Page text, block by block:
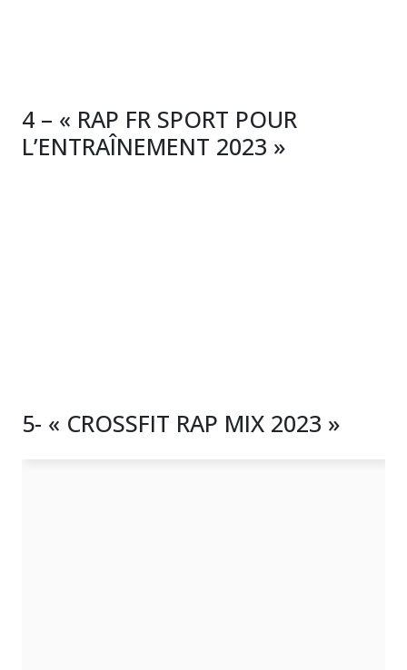
4 – « RAP FR SPORT POUR
L’ENTRAÎNEMENT 2023 »
5- « CROSSFIT RAP MIX 2023 »